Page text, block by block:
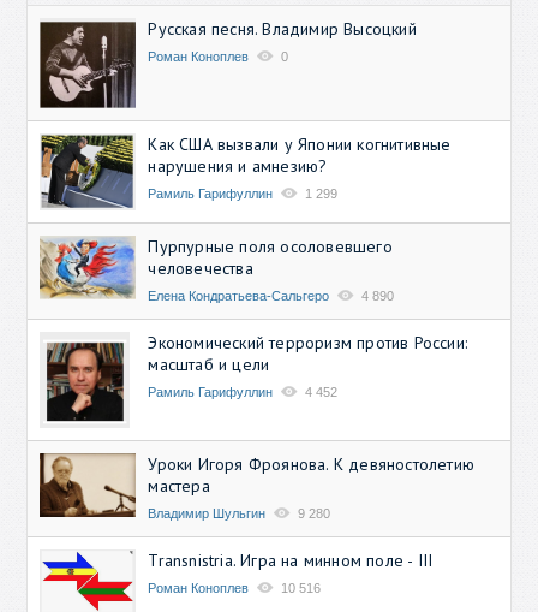
Русская песня. Владимир Высоцкий
Роман Коноплев 0
Как США вызвали у Японии когнитивные
нарушения и амнезию?
Рамиль Гарифуллин 1 299
Пурпурные поля осоловевшего
человечества
Елена Кондратьева-Сальгеро 4 890
Экономический терроризм против России:
масштаб и цели
Рамиль Гарифуллин 4 452
Уроки Игоря Фроянова. К девяностолетию
мастера
Владимир Шульгин 9 280
Transnistria. Игра на минном поле - III
Роман Коноплев 10 516